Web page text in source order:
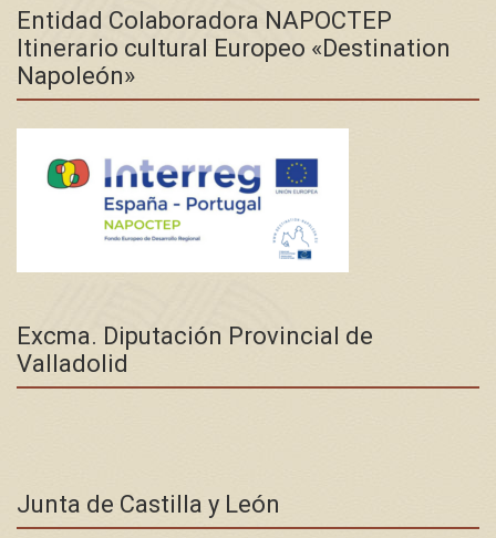
Entidad Colaboradora NAPOCTEP
Itinerario cultural Europeo «Destination
Napoleón»
Excma. Diputación Provincial de
Valladolid
Junta de Castilla y León